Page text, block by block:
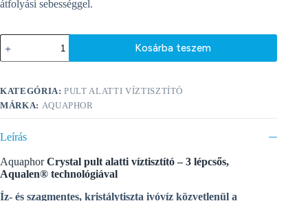
átfolyási sebességgel.
Aquaphor
Crystal
pult
víztisztító
mennyiség
Kosárba teszem
t
e
r
a
i
v
e
KATEGÓRIA:PULT ALATTI VÍZTISZTÍTÓ
MÁRKA: AQUAPHOR
Leírás
AquaphorCrystal pult alatti víztisztító– 3 lépcsős,
Aqualen® technológiával
Íz- és szagmentes, kristálytiszta ivóvíz közvetlenül a